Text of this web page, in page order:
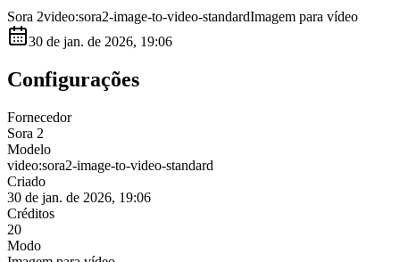
Sora 2video:sora2-image-to-video-standardImagem para vídeo
30 de jan. de 2026, 19:06
Configurações
Fornecedor
Sora 2
Modelo
video:sora2-image-to-video-standard
Criado
30 de jan. de 2026, 19:06
Créditos
20
Modo